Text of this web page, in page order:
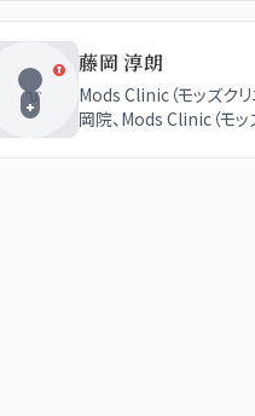
藤岡 淳朗
Mods Clinic（モッズクリ
岡院、Mods Clinic（モッ